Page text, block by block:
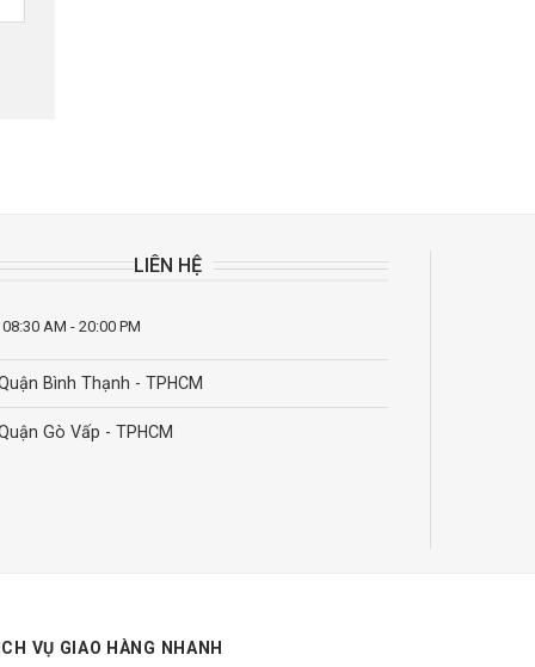
LIÊN HỆ
AM - 20:00 PM
Bình Thạnh - TPHCM
Gò Vấp - TPHCM
VỤ GIAO HÀNG NHANH